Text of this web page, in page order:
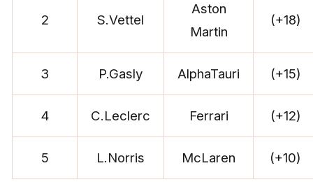
2 S.Vettel
Aston
Martin
(+18)
3 P.Gasly AlphaTauri (+15)
4 C.Leclerc Ferrari (+12)
5 L.Norris McLaren (+10)